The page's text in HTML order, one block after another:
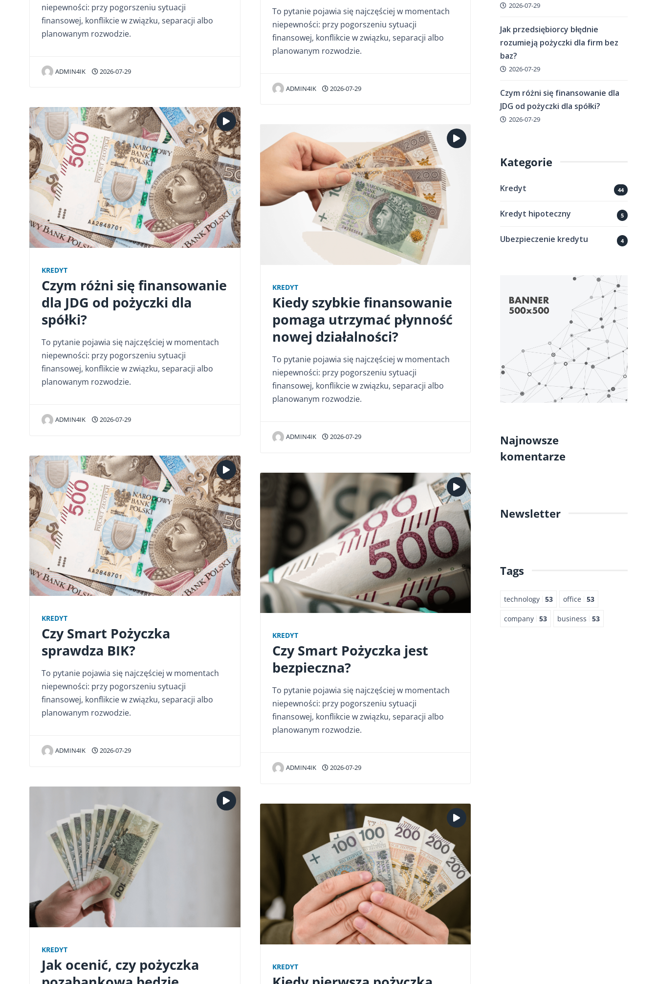
niepewności: przy pogorszeniu sytuacji
finansowej, konflikcie w związku, separacji albo
planowanym rozwodzie.
ADMIN4IK 2026-07-29
KREDYT
Czym różni się finansowanie
dla JDG od pożyczki dla
spółki?
To pytanie pojawia się najczęściej w momentach
niepewności: przy pogorszeniu sytuacji
finansowej, konflikcie w związku, separacji albo
planowanym rozwodzie.
ADMIN4IK 2026-07-29
KREDYT
Czy Smart Pożyczka
sprawdza BIK?
To pytanie pojawia się najczęściej w momentach
niepewności: przy pogorszeniu sytuacji
finansowej, konflikcie w związku, separacji albo
planowanym rozwodzie.
ADMIN4IK 2026-07-29
KREDYT
Jak ocenić, czy pożyczka
To pytanie pojawia się najczęściej w momentach
niepewności: przy pogorszeniu sytuacji
finansowej, konflikcie w związku, separacji albo
planowanym rozwodzie.
ADMIN4IK 2026-07-29
KREDYT
Kiedy szybkie finansowanie
pomaga utrzymać płynność
nowej działalności?
To pytanie pojawia się najczęściej w momentach
niepewności: przy pogorszeniu sytuacji
finansowej, konflikcie w związku, separacji albo
planowanym rozwodzie.
ADMIN4IK 2026-07-29
KREDYT
Czy Smart Pożyczka jest
bezpieczna?
To pytanie pojawia się najczęściej w momentach
niepewności: przy pogorszeniu sytuacji
finansowej, konflikcie w związku, separacji albo
planowanym rozwodzie.
ADMIN4IK 2026-07-29
KREDYT
2026-07-29
Jak przedsiębiorcy błędnie
rozumieją pożyczki dla firm bez
baz?
2026-07-29
Czym różni się finansowanie dla
JDG od pożyczki dla spółki?
2026-07-29
Kategorie
Kredyt 44
Kredyt hipoteczny 5
Ubezpieczenie kredytu 4
Najnowsze
komentarze
Newsletter
Tags
technology 53 office 53
company 53 business 53